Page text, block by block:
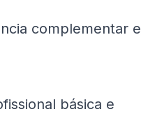
complementar e
básica e